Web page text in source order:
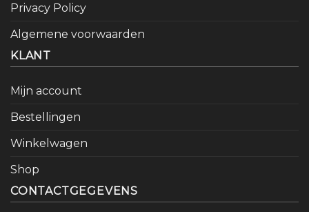
Privacy Policy
Algemene voorwaarden
KLANT
Mijn account
Bestellingen
Winkelwagen
Shop
CONTACTGEGEVENS